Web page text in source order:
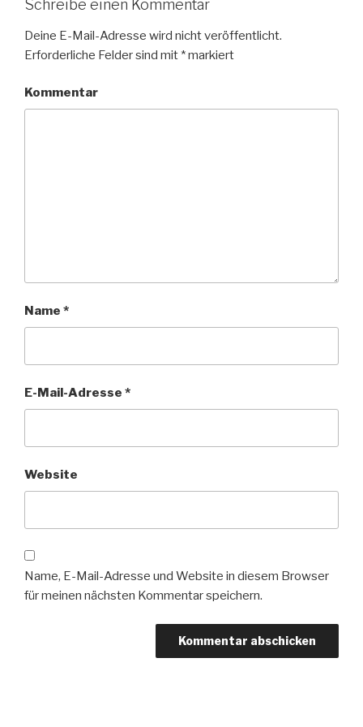
Schreibe einen Kommentar
Deine E-Mail-Adresse wird nicht veröffentlicht.
Erforderliche Felder sind mit *markiert
Kommentar
Name *
E-Mail-Adresse *
Website
Name, E-Mail-Adresse und Website in diesem Browser
für meinen nächsten Kommentar speichern.